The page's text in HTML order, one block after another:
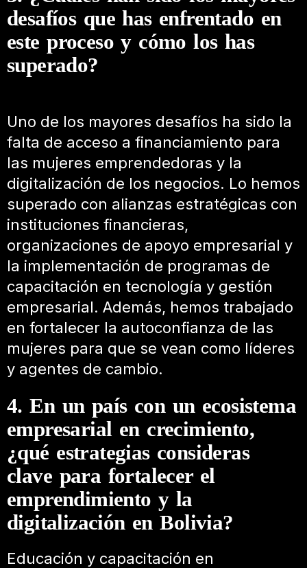
desafíos que has enfrentado en
este proceso y cómo los has
superado?
Uno de los mayores desafíos ha sido la
falta de acceso a financiamiento para
las mujeres emprendedoras y la
digitalización de los negocios. Lo hemos
superado con alianzas estratégicas con
instituciones financieras,
organizaciones de apoyo empresarial y
la implementación de programas de
capacitación en tecnología y gestión
empresarial. Además, hemos trabajado
en fortalecer la autoconfianza de las
mujeres para que se vean como líderes
y agentes de cambio.
4. En un país con un ecosistema
empresarial en crecimiento,
¿qué estrategias consideras
clave para fortalecer el
emprendimiento y la
digitalización en Bolivia?
Educación y capacitación en